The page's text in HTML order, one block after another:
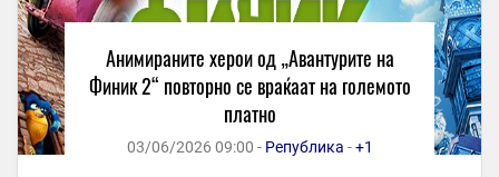
Анимираните херои од „Авантурите на
Финик 2“ повторно се враќаат на големото
платно
03/06/2026 09:00 - Република -+1